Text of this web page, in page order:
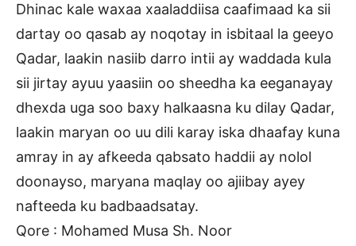
Dhinac kale waxaa xaaladdiisa caafimaad ka sii
dartay oo qasab ay noqotay in isbitaal la geeyo
Qadar, laakin nasiib darro intii ay waddada kula
sii jirtay ayuu yaasiin oo sheedha ka eeganayay
dhexda uga soo baxy halkaasna ku dilay Qadar,
laakin maryan oo uu dili karay iska dhaafay kuna
amray in ay afkeeda qabsato haddii ay nolol
doonayso, maryana maqlay oo ajiibay ayey
nafteeda ku badbaadsatay.
Qore : Mohamed Musa Sh. Noor